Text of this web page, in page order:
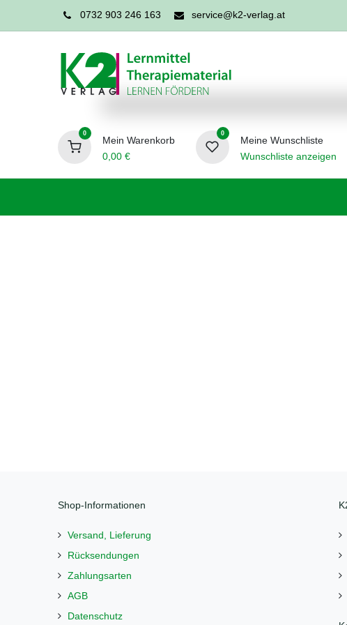
0732 903 246 163 service@k2-verlag.at
0
Mein Warenkorb
0,00€
0
Meine Wunschliste
Wunschliste anzeigen
Shop-Informationen
Versand, Lieferung
Rücksendungen
Zahlungsarten
AGB
Datenschutz